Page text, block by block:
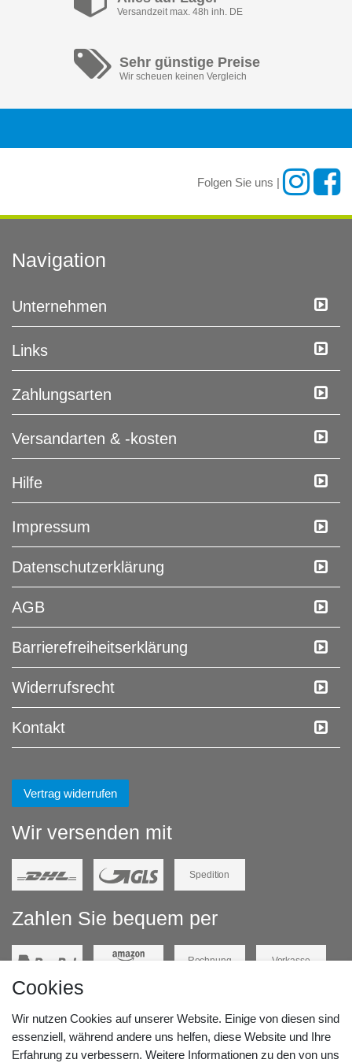
Versandzeit max. 48h inh. DE
Sehr günstige Preise
Wir scheuen keinen Vergleich
Folgen Sie uns |
Navigation
Unternehmen
Links
Zahlungsarten
Versandarten & -kosten
Hilfe
Impressum
Daten­schutz­erklärung
AGB
Barrierefreiheitserklärung
Widerrufs­recht
Kontakt
Vertrag widerrufen
Wir versenden mit
Spedition
Zahlen Sie bequem per
Rechnung Vorkasse
Unsere Lageradresse:
Cookies
Wir nutzen Cookies auf unserer Website. Einige von diesen sind
essenziell, während andere uns helfen, diese Website und Ihre
Erfahrung zu verbessern. Weitere Informationen zu den von uns